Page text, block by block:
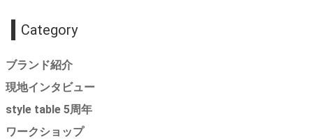
Category
ブランド紹介
現地インタビュー
style table 5周年
ワークショップ